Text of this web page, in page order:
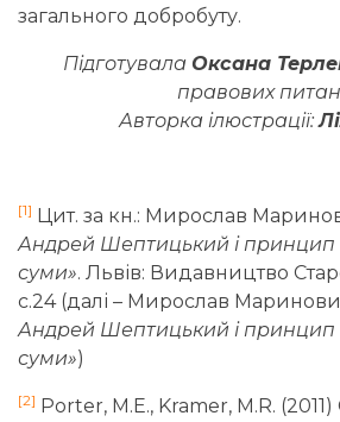
загального добробуту.
Підготувала Оксана
правових
Авторка ілюстрації:
[1] Цит. за кн.: Мирослав
Андрей Шептицький і принцип
суми». Львів: Видавництво
с.24 (далі – Мирослав
Андрей Шептицький і принцип
суми»)
[2] Porter, M.E., Kramer, M.R.